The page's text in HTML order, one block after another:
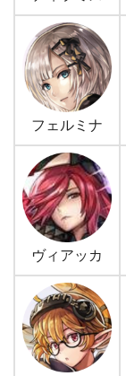
フェルミナ
ヴィアッカ